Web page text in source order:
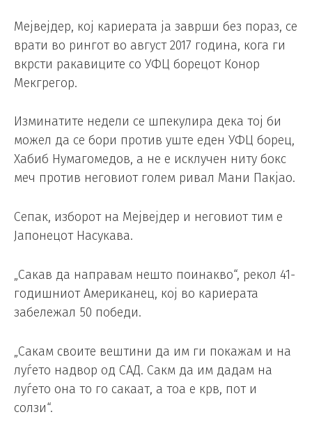
Мејвејдер, кој кариерата ја заврши без пораз, се
врати во рингот во август 2017 година, кога ги
вкрсти ракавиците со УФЦ борецот Конор
Мекгрегор.
Изминатите недели се шпекулира дека тој би
можел да се бори против уште еден УФЦ борец,
Хабиб Нумагомедов, а не е исклучен ниту бокс
меч против неговиот голем ривал Мани Пакјао.
Сепак, изборот на Мејвејдер и неговиот тим е
Јапонецот Насукава.
„Сакав да направам нешто поинакво“, рекол 41-
годишниот Американец, кој во кариерата
забележал 50 победи.
„Сакам своите вештини да им ги покажам и на
луѓето надвор од САД. Сакм да им дадам на
луѓето она то го сакаат, а тоа е крв, пот и
солзи“.